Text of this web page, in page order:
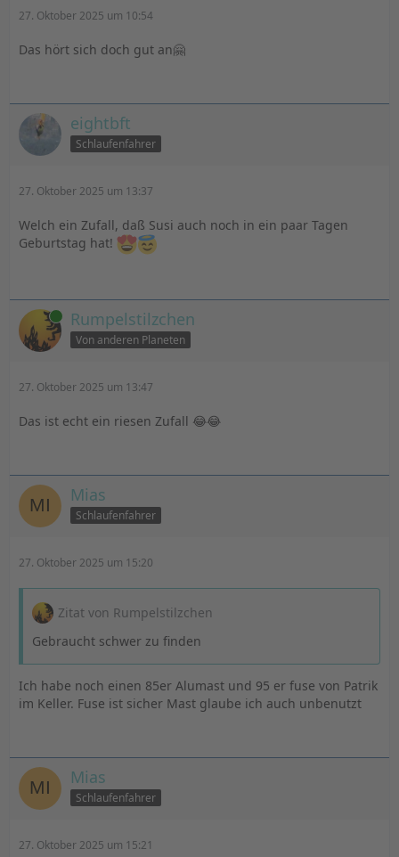
27. Oktober 2025 um 10:54
Das hört sich doch gut an🤗
eightbft
Schlaufenfahrer
27. Oktober 2025 um 13:37
Welch ein Zufall, daß Susi auch noch in ein paar Tagen
Geburtstag hat!
Online Rumpelstilzchen
Von anderen Planeten
27. Oktober 2025 um 13:47
Das ist echt ein riesen Zufall 😂😂
Mias
Schlaufenfahrer
27. Oktober 2025 um 15:20
Zitat von Rumpelstilzchen
Gebraucht schwer zu finden
Ich habe noch einen 85er Alumast und 95 er fuse von Patrik
im Keller. Fuse ist sicher Mast glaube ich auch unbenutzt
Mias
Schlaufenfahrer
27. Oktober 2025 um 15:21